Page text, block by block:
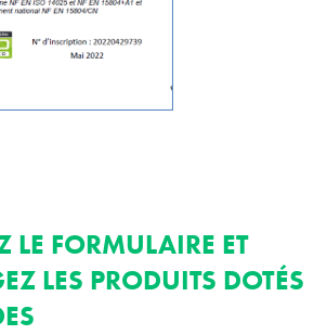
LE FORMULAIRE ET
LES PRODUITS DOTÉS